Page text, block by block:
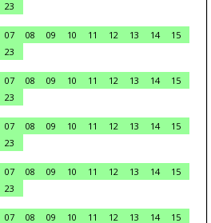
23
07 08 09 10 11 12 13 14
15
23
07 08 09 10 11 12 13 14
15
23
07 08 09 10 11 12 13 14
15
23
07 08 09 10 11 12 13 14
15
23
07 08 09 10 11 12 13 14
15